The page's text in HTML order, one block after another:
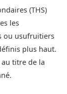
(THS)
les
ou usufruitiers
plus haut.
titre de la